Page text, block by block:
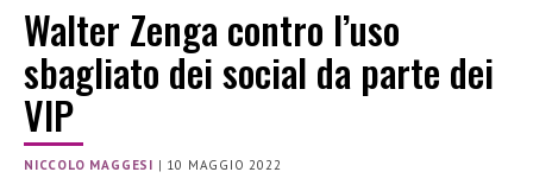
Walter Zenga contro l’uso
sbagliato dei social da parte dei
VIP
NICCOLO MAGGESI | 10 MAGGIO 2022